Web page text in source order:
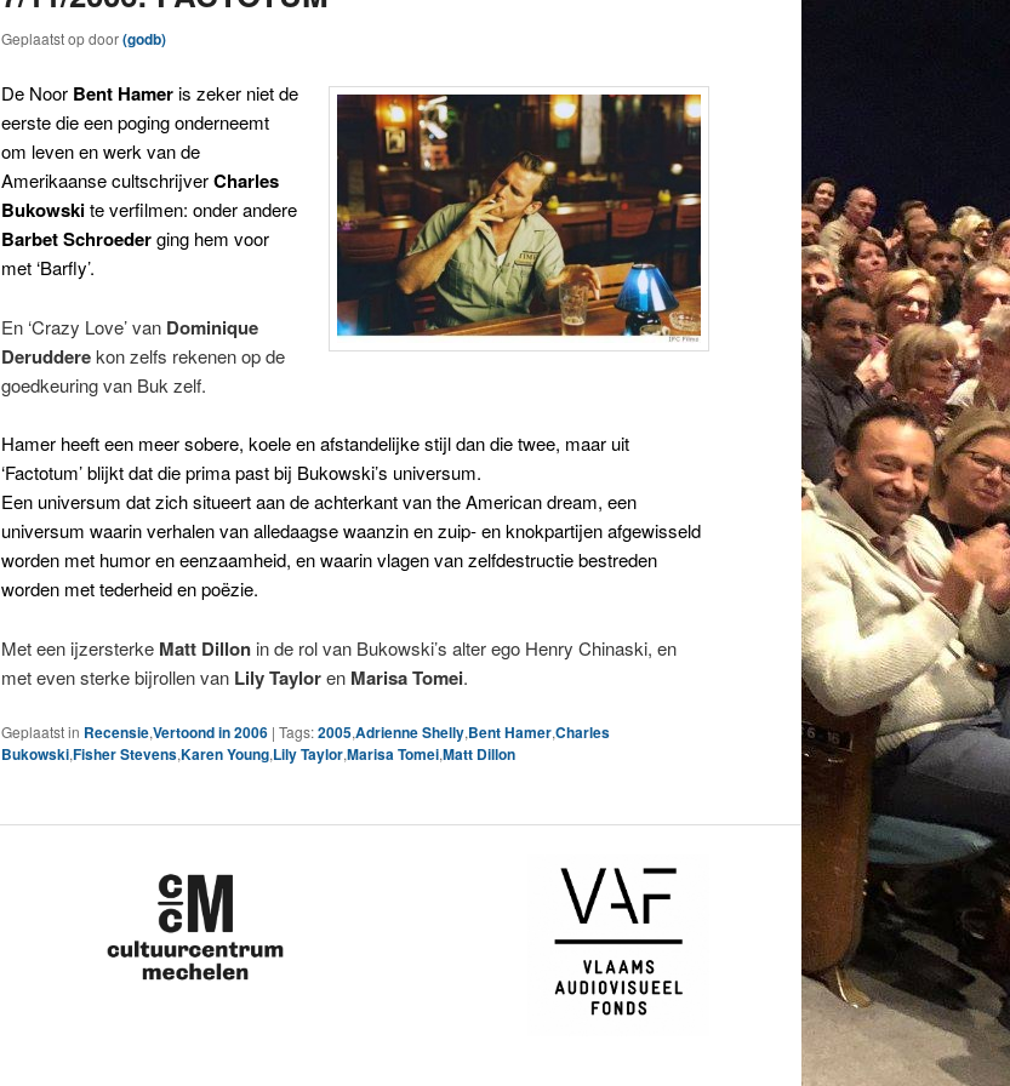
Geplaatst opdoor(godb)
De Noor Bent Hameris zeker niet de
eerste die een poging onderneemt
om leven en werk van de
Amerikaanse cultschrijverCharles
Bukowskite verfilmen: onder andere
Barbet Schroederging hem voor
met ‘Barfly’.
En ‘Crazy Love’ van Dominique
Derudderekon zelfs rekenen op de
goedkeuring van Buk zelf.
Hamer heeft een meer sobere, koele en afstandelijke stijl dan die twee, maar uit
‘Factotum’ blijkt dat die prima past bij Bukowski’s universum.
Een universum dat zich situeert aan de achterkant van the American dream, een
universum waarin verhalen van alledaagse waanzin en zuip- en knokpartijen afgewisseld
worden met humor en eenzaamheid, en waarin vlagen van zelfdestructie bestreden
worden met tederheid en poëzie.
Met een ijzersterke Matt Dillon in de rol van Bukowski’s alter ego Henry Chinaski, en
met even sterke bijrollen van Lily Tayloren Marisa Tomei.
Geplaatst in Recensie,Vertoond in 2006 | Tags:2005,Adrienne Shelly,Bent Hamer,Charles
Bukowski,Fisher Stevens,Karen Young,Lily Taylor,Marisa Tomei,Matt Dillon